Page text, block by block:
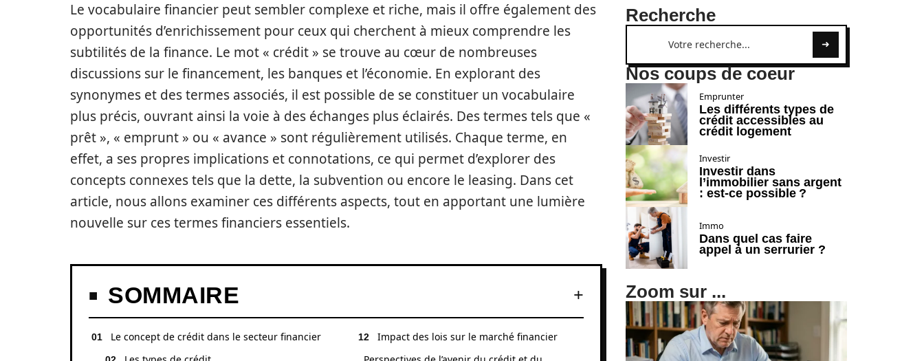
Le vocabulaire financier peut sembler complexe et riche, mais il offre également des
opportunités d’enrichissement pour ceux qui cherchent à mieux comprendre les
subtilités de la finance. Le mot « crédit » se trouve au cœur de nombreuses
discussions sur le financement, les banques et l’économie. En explorant des
synonymes et des termes associés, il est possible de se constituer un vocabulaire
plus précis, ouvrant ainsi la voie à des échanges plus éclairés. Des termes tels que «
prêt », « emprunt » ou « avance » sont régulièrement utilisés. Chaque terme, en
effet, a ses propres implications et connotations, ce qui permet d’explorer des
concepts connexes tels que la dette, la subvention ou encore le leasing. Dans cet
article, nous allons examiner ces différents aspects, tout en apportant une lumière
nouvelle sur ces termes financiers essentiels.
SOMMAIRE
Le concept de crédit dans le secteur financier
Impact des lois sur le marché financier
Recherche
Nos coups de coeur
Emprunter
Les différents types de
crédit accessibles au
crédit logement
Investir
Investir dans
l’immobilier sans argent
: est-ce possible ?
Immo
Dans quel cas faire
appel à un serrurier ?
Zoom sur ...